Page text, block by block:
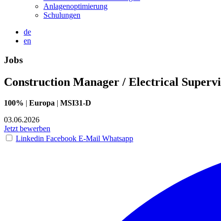
Anlagenoptimierung
Schulungen
de
en
Jobs
Construction Manager / Electrical
100% | Europa | MSI31-D
03.06.2026
Jetzt bewerben
Linkedin Facebook E-Mail Whatsapp